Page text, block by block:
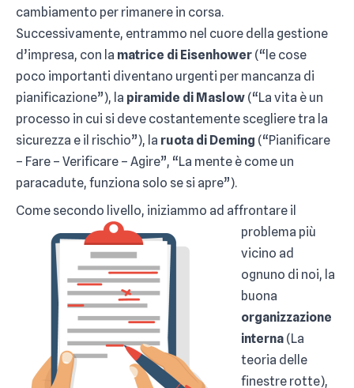
cambiamento per rimanere in corsa.
Successivamente, entrammo nel cuore della gestione
d’impresa, con la matrice di Eisenhower (“le cose
poco importanti diventano urgenti per mancanza di
pianificazione”), la piramide di Maslow (“La vita è un
processo in cui si deve costantemente scegliere tra la
sicurezza e il rischio”), la ruota di Deming (“Pianificare
– Fare – Verificare – Agire”, “La mente è come un
paracadute, funziona solo se si apre”).
Come secondo livello, iniziammo ad affrontare il
problema più
vicino ad
ognuno di noi, la
buona
organizzazione
interna (La
teoria delle
finestre rotte),